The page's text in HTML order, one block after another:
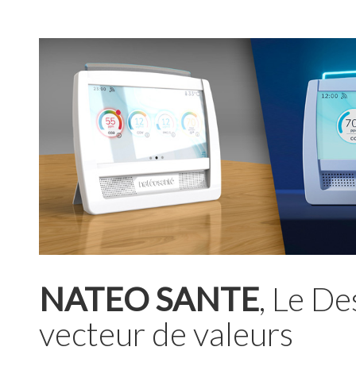
NATEO SANTE, Le
vecteur de valeurs